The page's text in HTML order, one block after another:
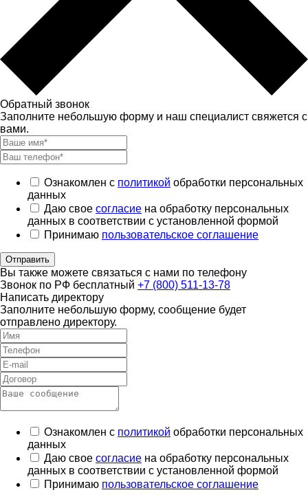
Обратный звонок
Заполните небольшую форму и наш специалист свяжется с
вами.
Ознакомлен с политикой обработки персональных
данных
Даю свое согласие на обработку персональных
данных в соответствии с установленной формой
Принимаю пользовательское соглашение
Отправить
Вы также можете связаться с нами по телефону
Звонок по РФ бесплатный +7 (800) 511-13-78
Написать директору
Заполните небольшую форму, сообщение будет
отправлено директору.
Ознакомлен с политикой обработки персональных
данных
Даю свое согласие на обработку персональных
данных в соответствии с установленной формой
Принимаю пользовательское соглашение